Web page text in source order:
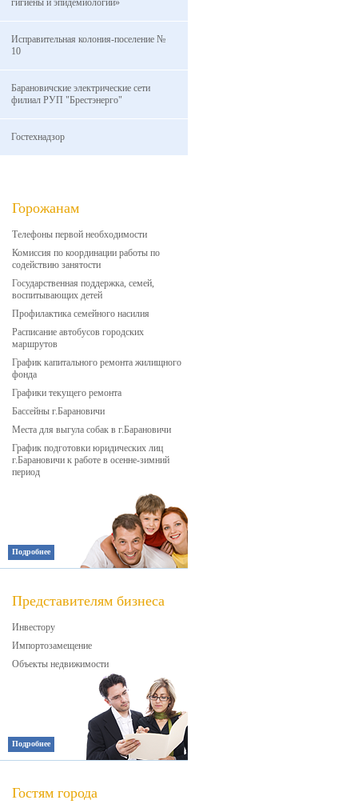
гигиены и эпидемиологии»
Исправительная колония-поселение №
10
Барановичские электрические сети
филиал РУП "Брестэнерго"
Гостехнадзор
Горожанам
Телефоны первой необходимости
Комиссия по координации работы по
содействию занятости
Государственная поддержка, семей,
воспитывающих детей
Профилактика семейного насилия
Расписание автобусов городских
маршрутов
График капитального ремонта жилищного
фонда
Графики текущего ремонта
Бассейны г.Барановичи
Места для выгула собак в г.Барановичи
График подготовки юридических лиц
г.Барановичи к работе в осенне-зимний
период
Подробнее
Представителям бизнеса
Инвестору
Импортозамещение
Объекты недвижимости
Подробнее
Гостям города